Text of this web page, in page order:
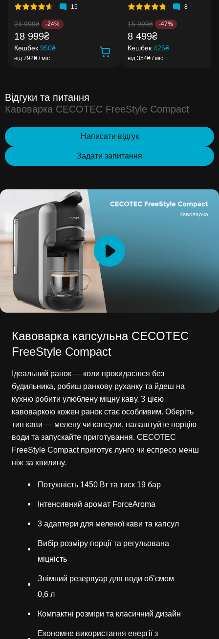
15
24 999₴ -24%
18 999₴
Кешбек 950₴
від 792₴ / міс
8
15 999₴ -47%
8 499₴
Кешбек 425₴
від 354₴ / міс
Відгуки та питання
Кавоварка CECOTEC FreeStyle Compact
Написати відгук
Задати запитання
Кавоварка капсульна CECOTEC
FreeStyle Compact
Ідеальний ранок — коли прокидаєшся без
будильника, робиш ранкову руханку та йдеш на
кухню робити улюблену міцну каву. З цією
кавоваркою кожен ранок стає особливим. Оберіть
тип кави — мелену чи капсули, налаштуйте порцію
води та запускайте приготування. CECOTEC
FreeStyle Compact приготує лунго чи еспресо менш
ніж за хвилину.
Потужність 1450 Вт та тиск 19 бар
Інтенсивний аромат ForceAroma
3 адаптери для меленої кави та капсул
Вибір розміру порції та регульована
міцність
Знімний резервуар для води об’ємом
0,6 л
Компактні розміри та класичний дизайн
Економне використання енергії з